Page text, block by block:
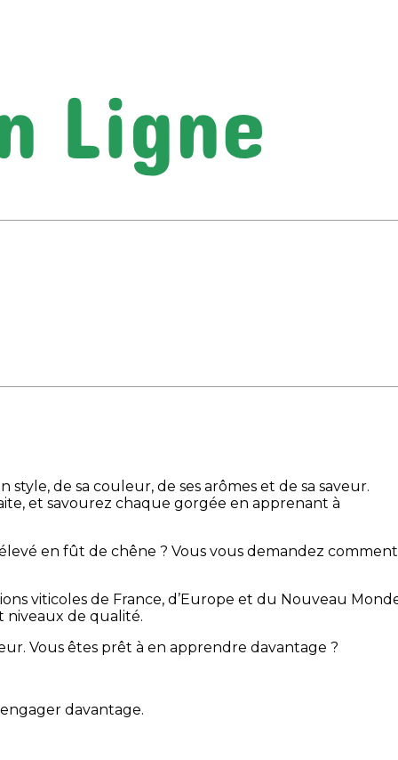
de sa couleur, de ses arômes et de sa saveur.
et savourez chaque gorgée en apprenant à
en fût de chêne ? Vous vous demandez comment
viticoles de France, d’Europe et du Nouveau
niveaux de qualité.
Vous êtes prêt à en apprendre davantage ?
davantage.